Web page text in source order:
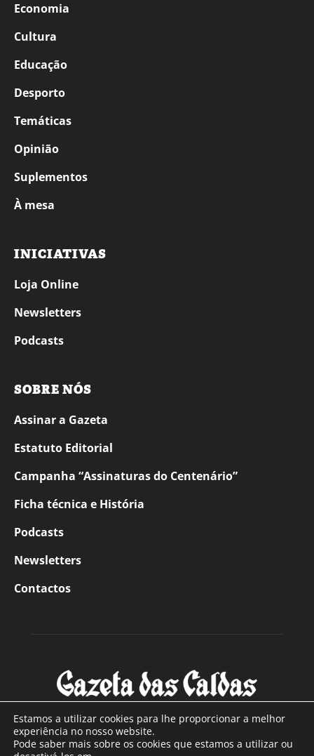
Economia
Cultura
Educação
Desporto
Temáticas
Opinião
Suplementos
À mesa
INICIATIVAS
Loja Online
Newsletters
Podcasts
SOBRE NÓS
Assinar a Gazeta
Estatuto Editorial
Campanha “Assinaturas do Centenário”
Ficha técnica e História
Podcasts
Newsletters
Contactos
SOBRE NÓS
Estamos a utilizar cookies para lhe proporcionar a melhor
experiência no nosso website.
Pode saber mais sobre os cookies que estamos a utilizar ou